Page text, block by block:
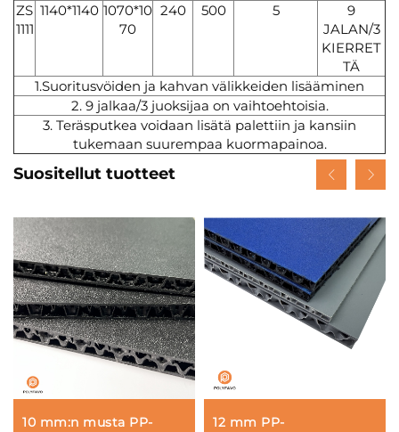
ZS
1111
1140*1140 1070*10
70
240 500 5
9
JALAN/3
KIERRET
TÄ
1.Suoritusvöiden ja kahvan välikkeiden lisääminen
2. 9 jalkaa/3 juoksijaa on vaihtoehtoisia.
3. Teräsputkea voidaan lisätä palettiin ja kansiin
tukemaan suurempaa kuormapainoa.
Suositellut tuotteet
10 mm:n musta PP-
12 mm PP-